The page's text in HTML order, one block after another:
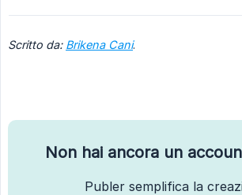
Scritto da: Brikena Cani.
Non hai ancora un
Publer semplifica la